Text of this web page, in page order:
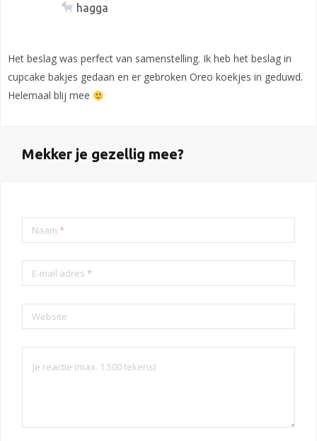
hagga
Het beslag was perfect van samenstelling. Ik heb het beslag in
cupcake bakjes gedaan en er gebroken Oreo koekjes in geduwd.
Helemaal blij mee
Mekker je gezellig mee?
Naam *
E-mail adres *
Website